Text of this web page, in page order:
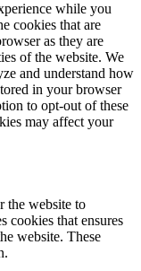
while you
cookies that are
as they are
of the website. We
and understand how
in your browser
to opt-out of these
may affect your
the website to
cookies that ensures
website. These